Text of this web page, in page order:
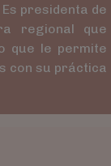
presidenta de
regional que
que le permite
con su práctica